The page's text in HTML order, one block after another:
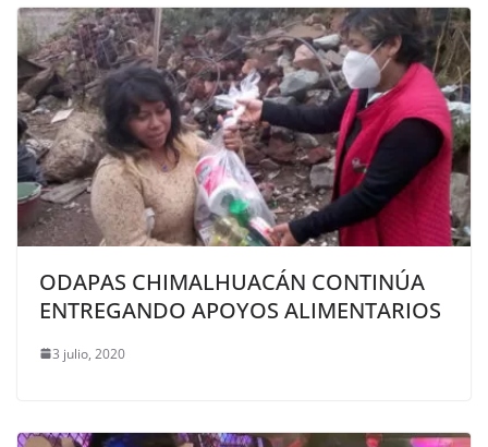
ODAPAS CHIMALHUACÁN CONTINÚA
ENTREGANDO APOYOS ALIMENTARIOS
3 julio, 2020